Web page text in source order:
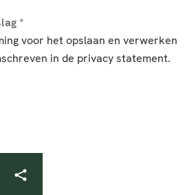
*
voor het opslaan en verwerken
in de privacy statement.